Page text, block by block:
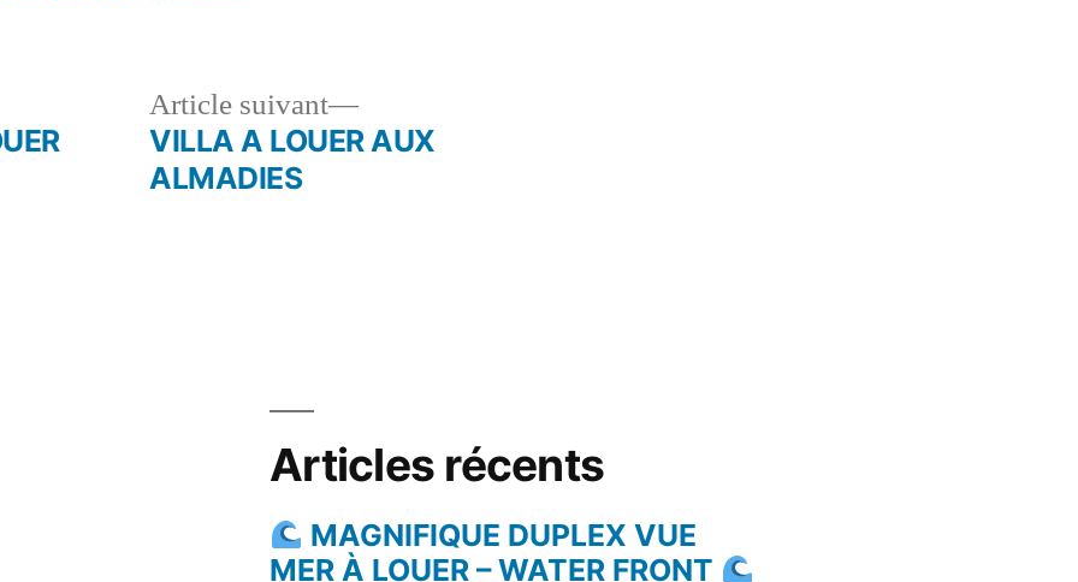
:
Article suivant
Article
suivant :
VILLA A LOUER AUX
ALMADIES
Articles récents
MAGNIFIQUE DUPLEX VUE
MER À LOUER – WATER FRONT